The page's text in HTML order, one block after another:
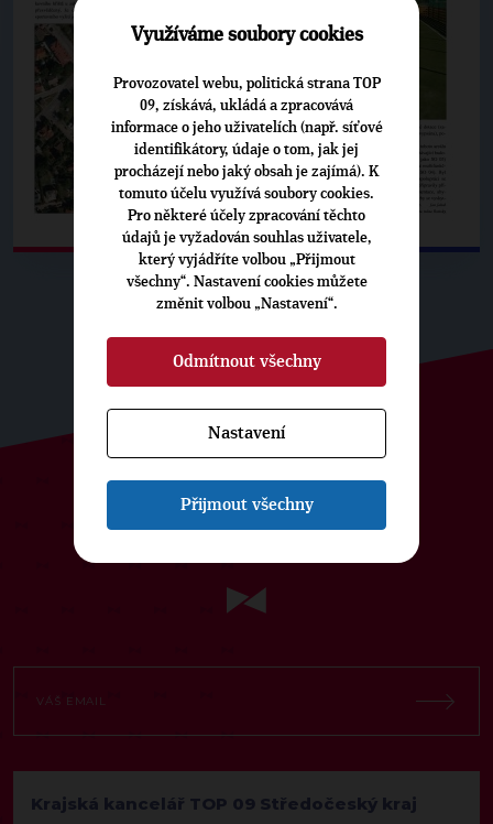
ODEBÍREJTE NÁŠ TOPOVÝ
Krajská kancelář TOP 09 Středočeský kraj
Využíváme soubory cookies
Provozovatel webu, politická strana TOP
09, získává, ukládá a zpracovává
informace o jeho uživatelích (např. síťové
identifikátory, údaje o tom, jak jej
procházejí nebo jaký obsah je zajímá). K
tomuto účelu využívá soubory cookies.
Pro některé účely zpracování těchto
údajů je vyžadován souhlas uživatele,
který vyjádříte volbou „Přijmout
všechny“. Nastavení cookies můžete
změnit volbou „Nastavení“.
Odmítnout všechny
Nastavení
Přijmout všechny